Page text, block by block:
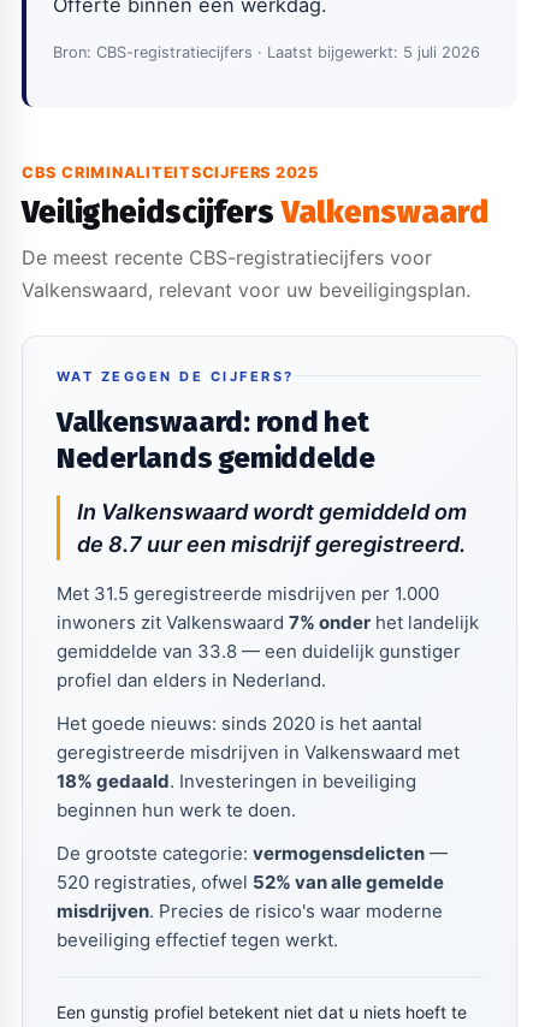
Offerte binnen één werkdag.
Bron: CBS-registratiecijfers · Laatst bijgewerkt: 5 juli 2026
CBS CRIMINALITEITSCIJFERS 2025
VeiligheidscijfersValkenswaard
De meest recente CBS-registratiecijfers voor
Valkenswaard, relevant voor uw beveiligingsplan.
WAT ZEGGEN DE CIJFERS?
Valkenswaard: rond het
Nederlands gemiddelde
In Valkenswaard wordt gemiddeld om
de 8.7 uur een misdrijf geregistreerd.
Met 31.5 geregistreerde misdrijven per 1.000
inwoners zit Valkenswaard 7% onderhet landelijk
gemiddelde van 33.8 — een duidelijk gunstiger
profiel dan elders in Nederland.
Het goede nieuws: sinds 2020 is het aantal
geregistreerde misdrijven in Valkenswaard met
18% gedaald. Investeringen in beveiliging
beginnen hun werk te doen.
De grootste categorie: vermogensdelicten—
520 registraties, ofwel 52% van alle gemelde
misdrijven. Precies de risico's waar moderne
beveiliging effectief tegen werkt.
Een gunstig profiel betekent niet dat u niets hoeft te